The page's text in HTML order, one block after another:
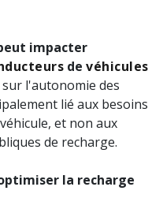
impacter
devéhicules
l'autonomie des
lié aux besoins
et non aux
de recharge.
la recharge